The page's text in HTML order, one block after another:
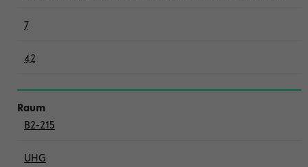
7
42
B2-215
UHG